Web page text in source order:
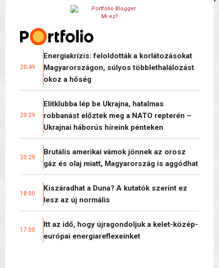
Mi ez?
20:49
Energiakrízis: feloldották a korlátozásokat
Magyarországon, súlyos többlethalálozást
okoz a hőség
20:29
Elitklubba lép be Ukrajna, hatalmas
robbanást előztek meg a NATO repterén –
Ukrajnai háborús híreink pénteken
20:29
Brutális amerikai vámok jönnek az orosz
gáz és olaj miatt, Magyarország is aggódhat
18:00
Kiszáradhat a Duna? A kutatók szerint ez
lesz az új normális
17:00
Itt az idő, hogy újragondoljuk a kelet-közép-
európai energiareflexeinket